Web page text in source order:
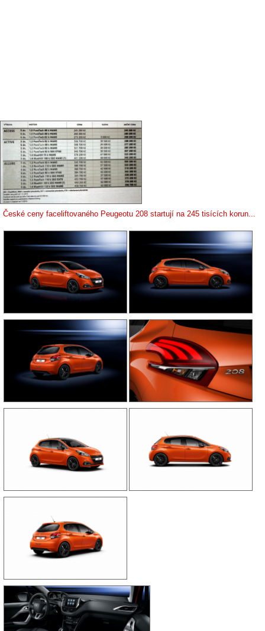
České ceny faceliftovaného Peugeotu 208 startují na 245 tisících korun...